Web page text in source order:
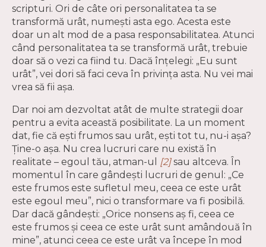
scripturi. Ori de câte ori personalitatea ta se
transformă urât, numești asta ego. Acesta este
doar un alt mod de a pasa responsabilitatea. Atunci
când personalitatea ta se transformă urât, trebuie
doar să o vezi ca fiind tu. Dacă înțelegi: „Eu sunt
urât”, vei dori să faci ceva în privința asta. Nu vei mai
vrea să fii așa.
Dar noi am dezvoltat atât de multe strategii doar
pentru a evita această posibilitate. La un moment
dat, fie că ești frumos sau urât, ești tot tu, nu-i așa?
Ține-o așa. Nu crea lucruri care nu există în
realitate – egoul tău, atman-ul
[2] sau altceva. În
momentul în care gândești lucruri de genul: „Ce
este frumos este sufletul meu, ceea ce este urât
este egoul meu”, nici o transformare va fi posibilă.
Dar dacă gândești: „Orice nonsens aș fi, ceea ce
este frumos și ceea ce este urât sunt amândouă în ​​
mine”, atunci ceea ce este urât va începe în mod